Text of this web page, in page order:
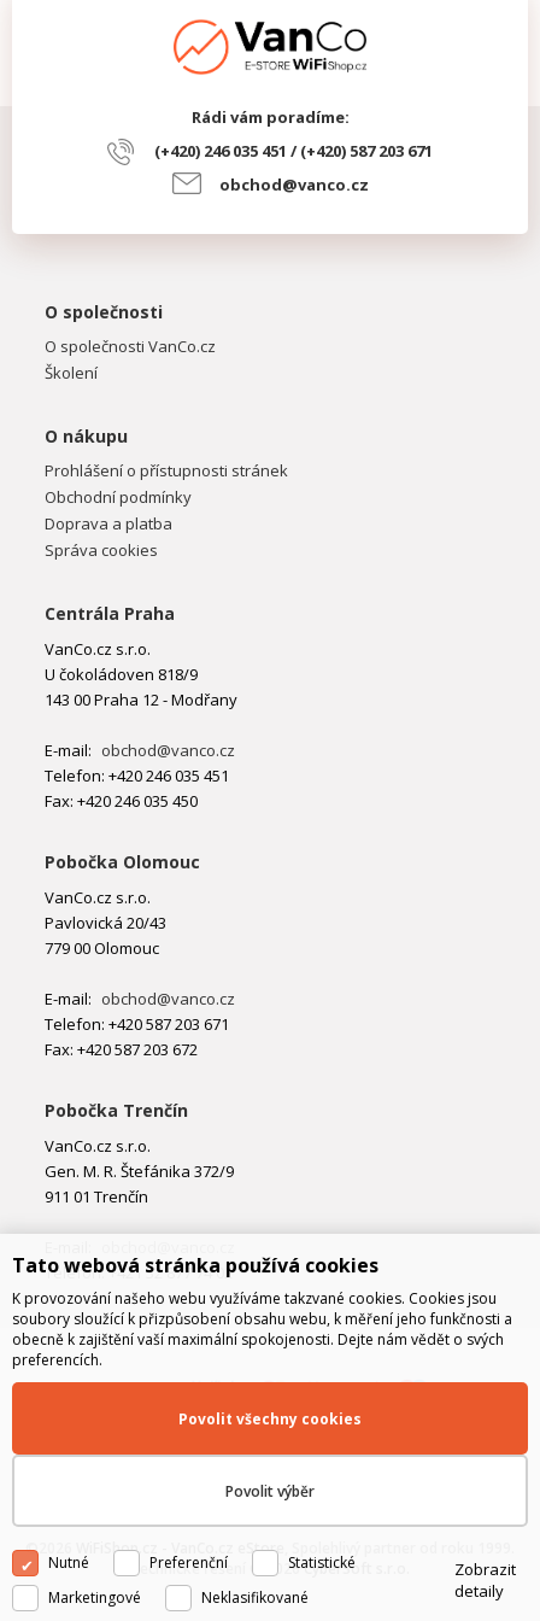
Rádi vám poradíme:
(+420) 246 035 451 / (+420) 587 203 671
obchod@vanco.cz
O společnosti
O společnosti VanCo.cz
Školení
O nákupu
Prohlášení o přístupnosti stránek
Obchodní podmínky
Doprava a platba
Správa cookies
Centrála Praha
VanCo.cz s.r.o.
U čokoládoven 818/9
143 00 Praha 12 - Modřany
E-mail: obchod@vanco.cz
Telefon: +420 246 035 451
Fax: +420 246 035 450
Pobočka Olomouc
VanCo.cz s.r.o.
Pavlovická 20/43
779 00 Olomouc
E-mail: obchod@vanco.cz
Telefon: +420 587 203 671
Fax: +420 587 203 672
Pobočka Trenčín
VanCo.cz s.r.o.
Gen. M. R. Štefánika 372/9
911 01 Trenčín
Telefon: +421 32 877 74 02
©2026 WiFiShop.cz - VanCo.cz eStore
Technické řešení © 2026CyberSoft s.r.o.
Tato webová stránka používá cookies
K provozování našeho webu využíváme takzvané cookies. Cookies jsou
soubory sloužící k přizpůsobení obsahu webu, k měření jeho funkčnosti a
obecně k zajištění vaší maximální spokojenosti. Dejte nám vědět o svých
preferencích.
Povolit výběr
Povolit všechny cookies
Nutné Preferenční
Statistické
Marketingové
Neklasifikované
Zobrazit
detaily